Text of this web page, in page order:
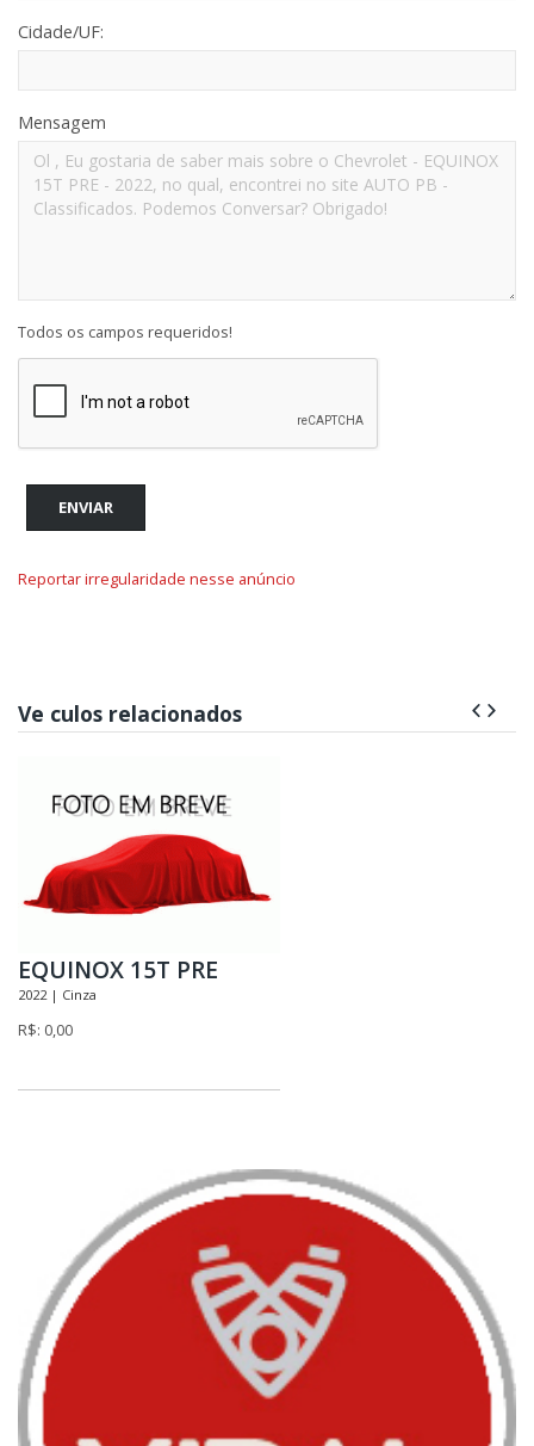
Cidade/UF:
Mensagem
Todos os campos requeridos!
ENVIAR
Reportar irregularidade nesse anúncio
Ve culos relacionados
EQUINOX 15T PRE
2022 | Cinza
R$: 0,00